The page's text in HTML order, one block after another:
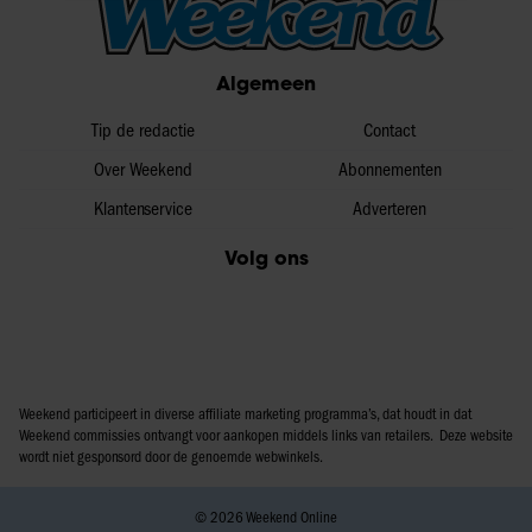
informatie over uw gebruik van onze site met onze
partners voor social media, adverteren en analyse. Deze
partners kunnen deze gegevens combineren met andere
verzameld op basis van uw gebruik van hun services. U
gaat akkoord met onze cookies als u onze website blijft
Algemeen
Tip de redactie
Over Weekend
Klantenservice
Contact
Abonnementen
Adverteren
Volg ons
Weekend participeert in diverse affiliate marketing programma’s, dat houdt in dat
Weekend commissies ontvangt voor aankopen middels links van retailers. Deze website
wordt niet gesponsord door de genoemde webwinkels.
© 2026 Weekend Online